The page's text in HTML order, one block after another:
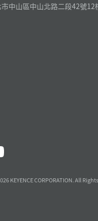
中山區中山北路二段42號12
KEYENCE CORPORATION. All